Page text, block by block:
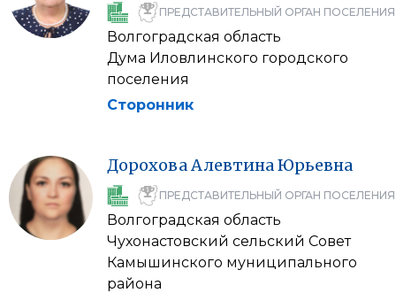
ПРЕДСТАВИТЕЛЬНЫЙ ОРГАН ПОСЕЛЕНИЯ
Волгоградская область
Дума Иловлинского городского
поселения
Сторонник
ДороховаАлевтинаЮрьевна
ПРЕДСТАВИТЕЛЬНЫЙ ОРГАН ПОСЕЛЕНИЯ
Волгоградская область
Чухонастовский сельский Совет
Камышинского муниципального
района